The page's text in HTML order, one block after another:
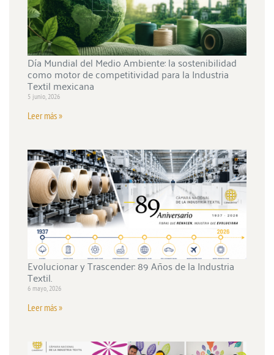
Día Mundial del Medio Ambiente: la sostenibilidad
como motor de competitividad para la Industria
Textil mexicana
5 junio, 2026
Leer más »
Evolucionar y Trascender: 89 Años de la Industria
Textil.
6 mayo, 2026
Leer más »